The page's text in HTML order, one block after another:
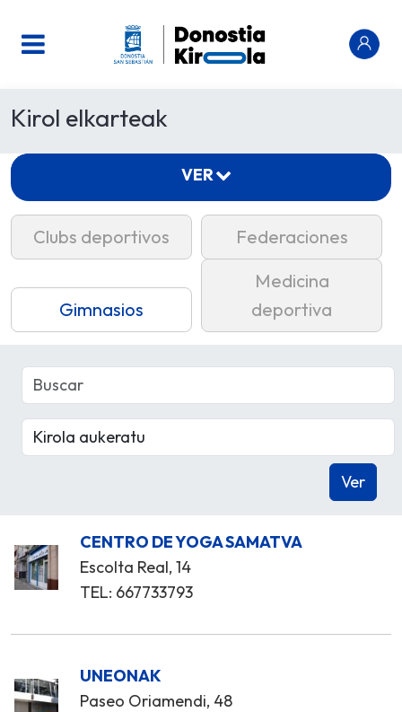
Kirol elkarteak
Clubs deportivos Federaciones
Gimnasios
Medicina
deportiva
CENTRO DE YOGA SAMATVA
Escolta Real, 14
TEL: 667733793
UNEONAK
Paseo Oriamendi, 48
VER